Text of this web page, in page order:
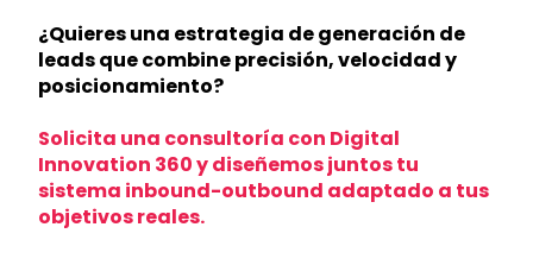
¿Quieres una estrategia de generación de
leads que combine precisión, velocidad y
posicionamiento?
Solicita una consultoría con Digital
Innovation 360y diseñemos juntos tu
sistema inbound-outbound adaptado a tus
objetivos reales.